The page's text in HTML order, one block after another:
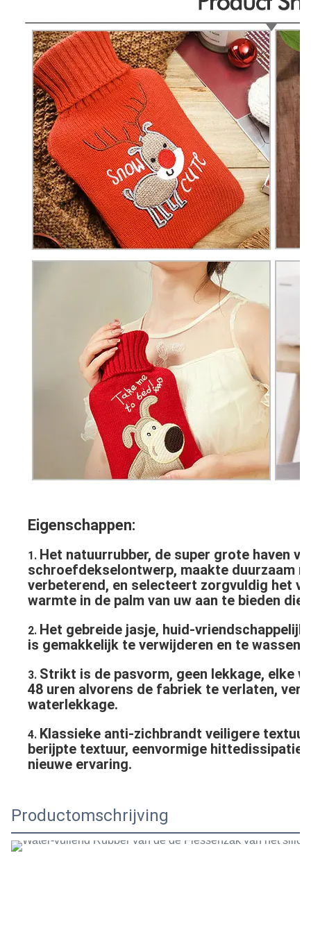
Eigenschappen:
1. Het natuurrubber, de super grote haven
schroefdekselontwerp, maakte duurzaam
verbeterend, en selecteert zorgvuldig het
warmte in de palm van uw aan te bieden
2. Het gebreide jasje, huid-
is gemakkelijk te verwijderen en te wassen.
3. Strikt is de pasvorm, geen lekkage, elke
48 uren alvorens de fabriek te verlaten,
waterlekkage.
4. Klassieke anti-zichbrandt veiligere
berijpte textuur, eenvormige
nieuwe ervaring.
Productomschrijving